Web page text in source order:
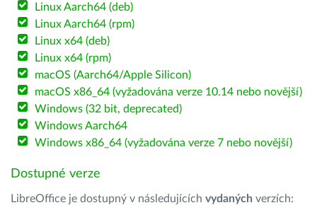
Linux Aarch64 (deb)
Linux Aarch64 (rpm)
Linux x64 (deb)
Linux x64 (rpm)
macOS (Aarch64/Apple Silicon)
macOS x86_64 (vyžadována verze 10.14 nebo novější)
Windows (32 bit, deprecated)
Windows Aarch64
Windows x86_64 (vyžadována verze 7 nebo novější)
Dostupné verze
LibreOffice je dostupný v následujících vydaných verzích: